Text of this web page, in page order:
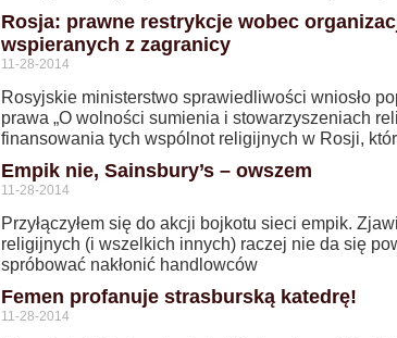
Rosja: prawne restrykcje wobec
wspieranych z zagranicy
11-28-2014
Rosyjskie ministerstwo sprawiedliwości wniosło
prawa „O wolności sumienia i stowarzyszeniach
finansowania tych wspólnot religijnych w Rosji,
Empik nie, Sainsbury’s – owszem
11-28-2014
Przyłączyłem się do akcji bojkotu sieci empik.
religijnych (i wszelkich innych) raczej nie da się
spróbować nakłonić handlowców
Femen profanuje strasburską katedrę!
11-28-2014